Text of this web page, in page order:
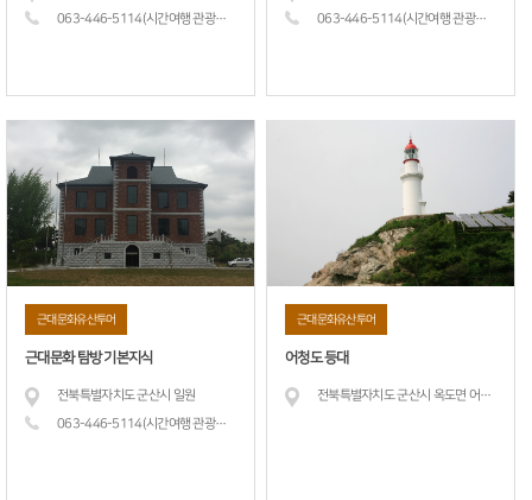
063-446-5114(시간여행 관광
안내소)
063-446-5114(시간여행 관광
안내소)
근대문화유산투어
근대문화 탐방 기본지식
전북특별자치도 군산시 일원
063-446-5114(시간여행 관광
안내소)
근대문화유산투어
어청도 등대
전북특별자치도 군산시 옥도면 어청도길 240